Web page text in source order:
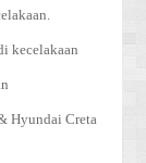
kecelakaan
Hyundai Creta